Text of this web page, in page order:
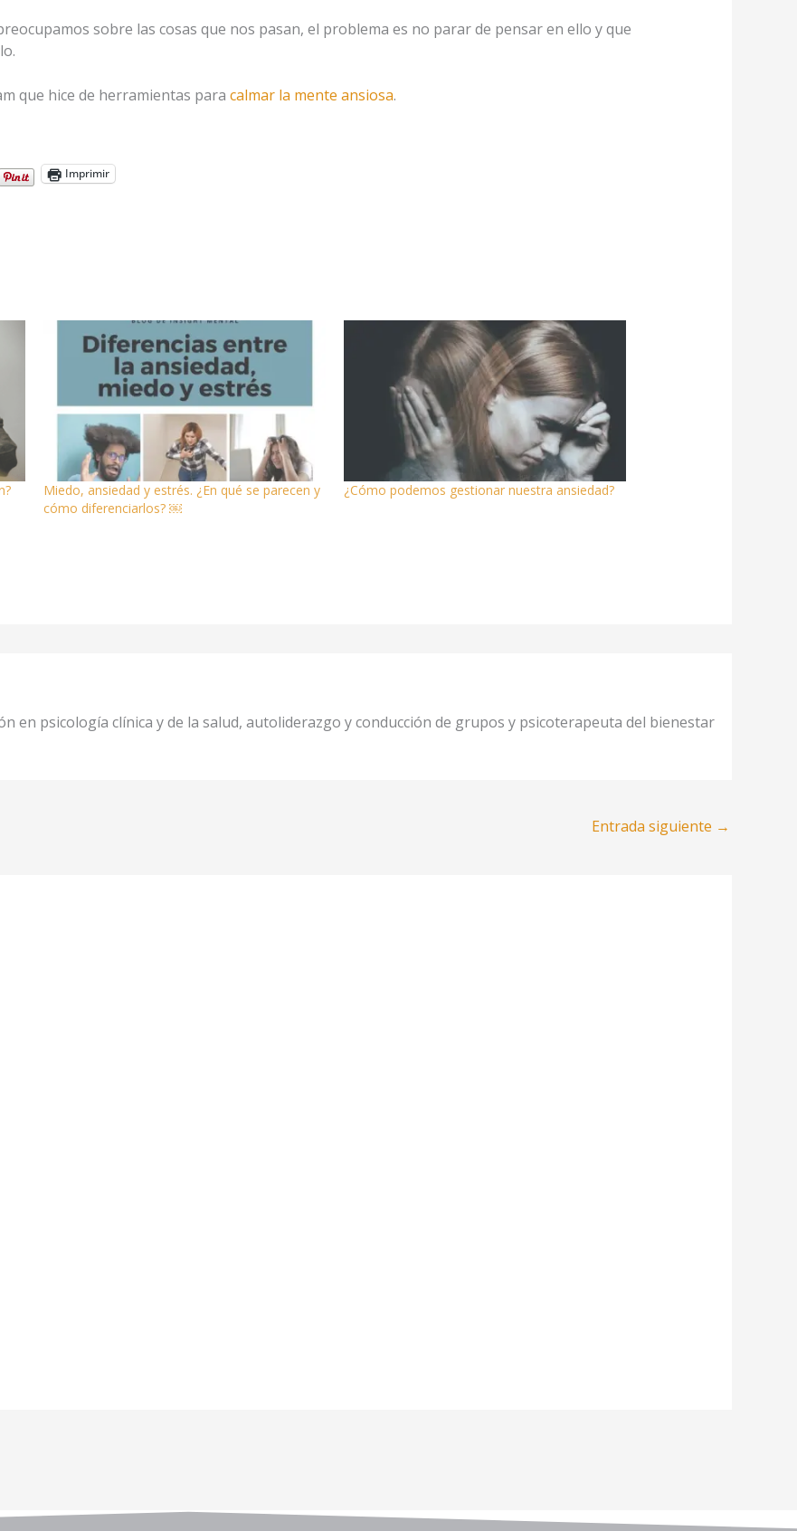
sobre las cosas que nos pasan, el problema es no parar de pensar en ello y que
que hice de herramientas para calmar la mente ansiosa.
Imprimir
Miedo, ansiedad y estrés. ¿En qué se parecen y
cómo diferenciarlos? ￼
¿Cómo podemos gestionar nuestra ansiedad?
en psicología clínica y de la salud, autoliderazgo y conducción de grupos y psicoterapeuta del bienestar
Entrada siguiente →